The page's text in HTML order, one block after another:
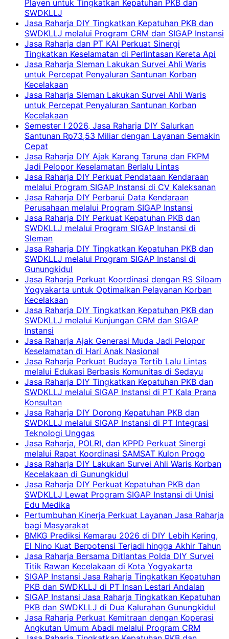
Playen untuk Tingkatkan Kepatuhan PKB dan
SWDKLLJ
Jasa Raharja DIY Tingkatkan Kepatuhan PKB dan
SWDKLLJ melalui Program CRM dan SIGAP Instansi
Jasa Raharja dan PT KAI Perkuat Sinergi
Tingkatkan Keselamatan di Perlintasan Kereta Api
Jasa Raharja Sleman Lakukan Survei Ahli Waris
untuk Percepat Penyaluran Santunan Korban
Kecelakaan
Jasa Raharja Sleman Lakukan Survei Ahli Waris
untuk Percepat Penyaluran Santunan Korban
Kecelakaan
Semester I 2026, Jasa Raharja DIY Salurkan
Santunan Rp73,53 Miliar dengan Layanan Semakin
Cepat
Jasa Raharja DIY Ajak Karang Taruna dan FKPM
Jadi Pelopor Keselamatan Berlalu Lintas
Jasa Raharja DIY Perkuat Pendataan Kendaraan
melalui Program SIGAP Instansi di CV Kaleksanan
Jasa Raharja DIY Perbarui Data Kendaraan
Perusahaan melalui Program SIGAP Instansi
Jasa Raharja DIY Perkuat Kepatuhan PKB dan
SWDKLLJ melalui Program SIGAP Instansi di
Sleman
Jasa Raharja DIY Tingkatkan Kepatuhan PKB dan
SWDKLLJ melalui Program SIGAP Instansi di
Gunungkidul
Jasa Raharja Perkuat Koordinasi dengan RS Siloam
Yogyakarta untuk Optimalkan Pelayanan Korban
Kecelakaan
Jasa Raharja DIY Tingkatkan Kepatuhan PKB dan
SWDKLLJ melalui Kunjungan CRM dan SIGAP
Instansi
Jasa Raharja Ajak Generasi Muda Jadi Pelopor
Keselamatan di Hari Anak Nasional
Jasa Raharja Perkuat Budaya Tertib Lalu Lintas
melalui Edukasi Berbasis Komunitas di Sedayu
Jasa Raharja DIY Tingkatkan Kepatuhan PKB dan
SWDKLLJ melalui SIGAP Instansi di PT Kala Prana
Konsultan
Jasa Raharja DIY Dorong Kepatuhan PKB dan
SWDKLLJ melalui SIGAP Instansi di PT Integrasi
Teknologi Unggas
Jasa Raharja, POLRI, dan KPPD Perkuat Sinergi
melalui Rapat Koordinasi SAMSAT Kulon Progo
Jasa Raharja DIY Lakukan Survei Ahli Waris Korban
Kecelakaan di Gunungkidul
Jasa Raharja DIY Perkuat Kepatuhan PKB dan
SWDKLLJ Lewat Program SIGAP Instansi di Unisi
Edu Medika
Pertumbuhan Kinerja Perkuat Layanan Jasa Raharja
bagi Masyarakat
BMKG Prediksi Kemarau 2026 di DIY Lebih Kering,
El Nino Kuat Berpotensi Terjadi hingga Akhir Tahun
Jasa Raharja Bersama Ditlantas Polda DIY Survei
Titik Rawan Kecelakaan di Kota Yogyakarta
SIGAP Instansi Jasa Raharja Tingkatkan Kepatuhan
PKB dan SWDKLLJ di PT Insan Lestari Andalan
SIGAP Instansi Jasa Raharja Tingkatkan Kepatuhan
PKB dan SWDKLLJ di Dua Kalurahan Gunungkidul
Jasa Raharja Perkuat Kemitraan dengan Koperasi
Angkutan Umum Abadi melalui Program CRM